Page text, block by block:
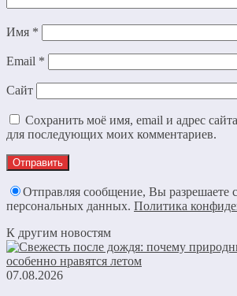
Имя *
Email *
Сайт
Сохранить моё имя, email и адрес
для последующих моих комментариев.
Отправляя сообщение, Вы разрешаете
персональных данных. Политика
К другим новостям
07.08.2026